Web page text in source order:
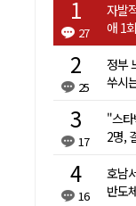
27
자발
애 1
25
정부
쑤시
17
"스타
2명,
16
호남
반도